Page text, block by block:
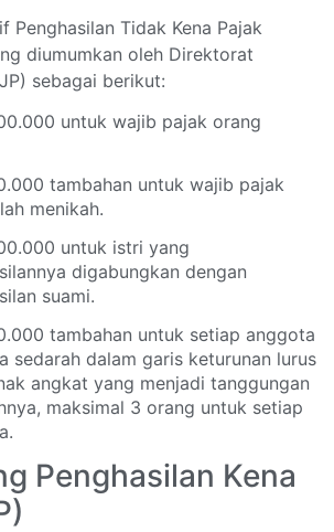
Penghasilan Tidak Kena Pajak
diumumkan oleh Direktorat
sebagai berikut:
untuk wajib pajak orang
tambahan untuk wajib pajak
menikah.
untuk istri yang
digabungkan dengan
suami.
tambahan untuk setiap anggota
sedarah dalam garis keturunan lurus
angkat yang menjadi tanggungan
maksimal 3 orang untuk setiap
Penghasilan Kena